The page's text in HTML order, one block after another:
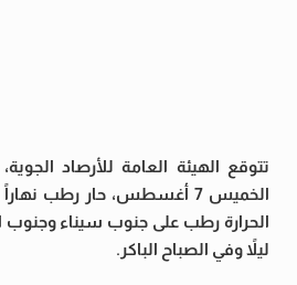
تتوقع الهيئة العامة للأرصاد
الخميس 7 أغسطس، حار رطب
الحرارة رطب على جنوب سيناء وجنوب
ليلاً وفي الصباح الباكر.